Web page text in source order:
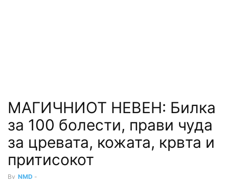
МАГИЧНИОТ НЕВЕН: Билка
за 100 болести, прави чуда
за цревата, кожата, крвта и
притисокот
By NMD -